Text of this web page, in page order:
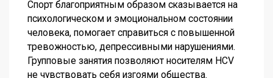
Спорт благоприятным образом сказывается на
психологическом и эмоциональном состоянии
человека, помогает справиться с повышенной
тревожностью, депрессивными нарушениями.
Групповые занятия позволяют носителям HCV
не чувствовать себя изгоями общества.